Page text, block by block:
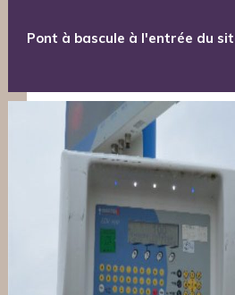
Pont à bascule à l'entrée du